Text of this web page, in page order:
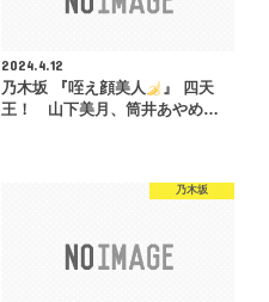
2024.4.12
乃木坂 『咥え顔美人
』 四天
王！ 山下美月、筒井あやめ…
乃木坂